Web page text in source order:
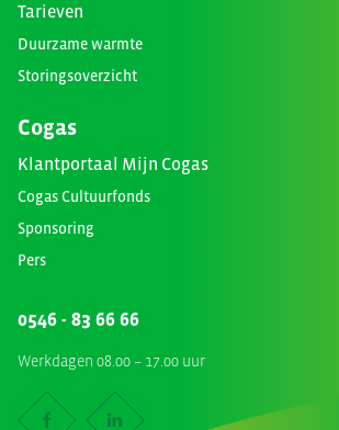
Tarieven
Duurzame warmte
Storingsoverzicht
Cogas
Klantportaal Mijn Cogas
Cogas Cultuurfonds
Sponsoring
Pers
0546 - 83 66 66
Werkdagen 08.00 – 17.00 uur